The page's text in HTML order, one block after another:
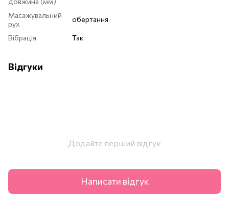
Масажувальний
рух
обертання
Вібрація Так
Відгуки
Додайте перший відгук
Написати відгук